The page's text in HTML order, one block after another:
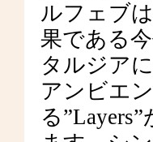
ルフェブ
果である
タルジア
アンビエ
る